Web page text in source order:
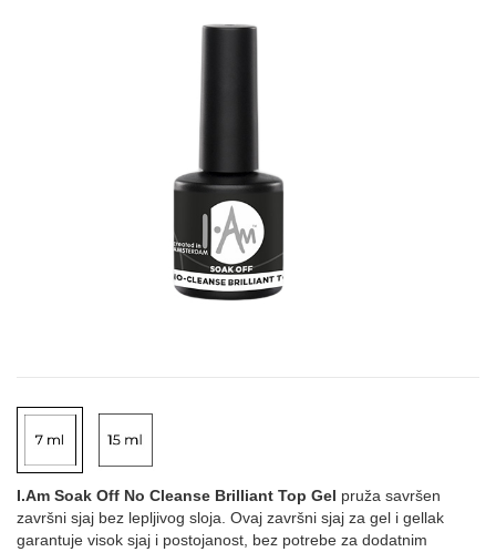
I.Am Soak Off No Cleanse Brilliant Top Gel pruža savršen
završni sjaj bez lepljivog sloja. Ovaj završni sjaj za gel i gellak
garantuje visok sjaj i postojanost, bez potrebe za dodatnim